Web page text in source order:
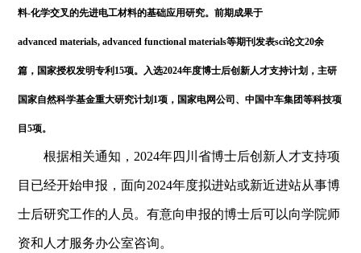
料-化学交叉的先进电工材料的基础应用研究。前期成果于
advancedmaterials, advanced functional materials等期刊发表sci论文20余
篇，国家授权发明专利15项。入选2024年度博士后创新人才支持计划，主研
国家自然科学基金重大研究计划1项，国家电网公司、中国中车集团等科技项
目5项。
根据相关通知，2024年四川省博士后创新人才支持项
目已经开始申报，面向2024年度拟进站或新近进站从事博
士后研究工作的人员。有意向申报的博士后可以向学院师
资和人才服务办公室咨询。